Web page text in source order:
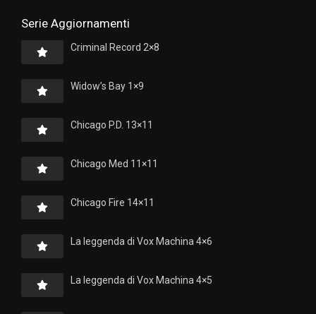
Serie Aggiornamenti
Criminal Record 2×8
Widow’s Bay 1×9
Chicago P.D. 13×11
Chicago Med 11×11
Chicago Fire 14×11
La leggenda di Vox Machina 4×6
La leggenda di Vox Machina 4×5